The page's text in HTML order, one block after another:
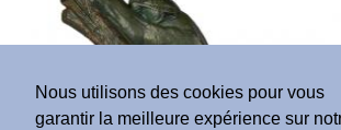
Nous utilisons des cookies pour vous
garantir la meilleure expérience sur